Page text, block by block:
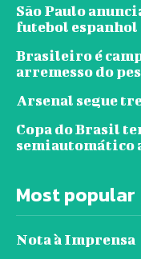
São Paulo
futebol espanhol
Brasileiro é
arremesso do
Arsenal segue
Copa do Brasil
semiautomático
Most popular
Nota à Imprensa